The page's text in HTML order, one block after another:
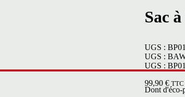
Sac
UGS :BP01
UGS :
UGS :BP01
99,90€ TTC
Dontd'éco-